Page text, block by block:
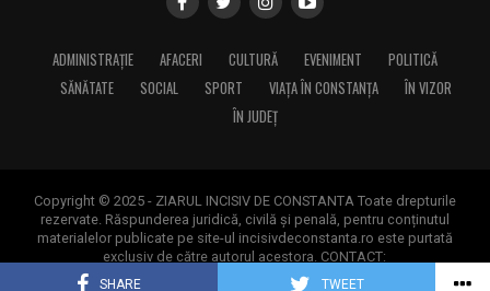
SHARE TWEET
ADMINISTRAȚIE AFACERI CULTURĂ EVENIMENT
POLITICĂ
SĂNĂTATE
SOCIAL SPORT VIAȚA ÎN CONSTANȚA
ÎN VIZOR
ÎN JUDEȚ
Copyright © 2025 - ZIARUL INCISIV DE CONSTANTA Toate drepturile
rezervate. Răspunderea juridică, civilă și penală, pentru conținutul
materialelor publicate pe site-ul incisivdeconstanta.ro este purtată
exclusiv de către autorul acestora. CONTACT:
contact@incisivdeconstanta.ro